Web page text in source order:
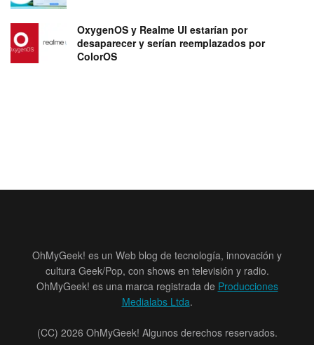
OxygenOS y Realme UI estarían por
desaparecer y serían reemplazados por
ColorOS
OhMyGeek! es un Web blog de tecnología, innovación y
cultura Geek/Pop, con shows en televisión y radio.
OhMyGeek! es una marca registrada de Producciones
Medialabs Ltda.
(CC) 2026 OhMyGeek! Algunos derechos reservados.